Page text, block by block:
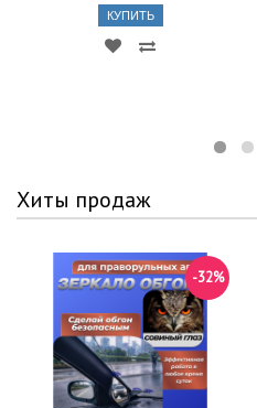
КУПИТЬ
Хиты продаж
-32%